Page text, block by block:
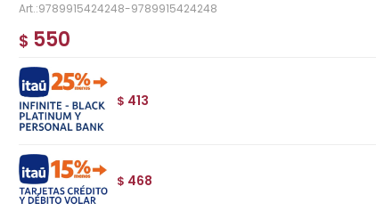
9789915424248-9789915424248
$ 550
$ 413
$ 468